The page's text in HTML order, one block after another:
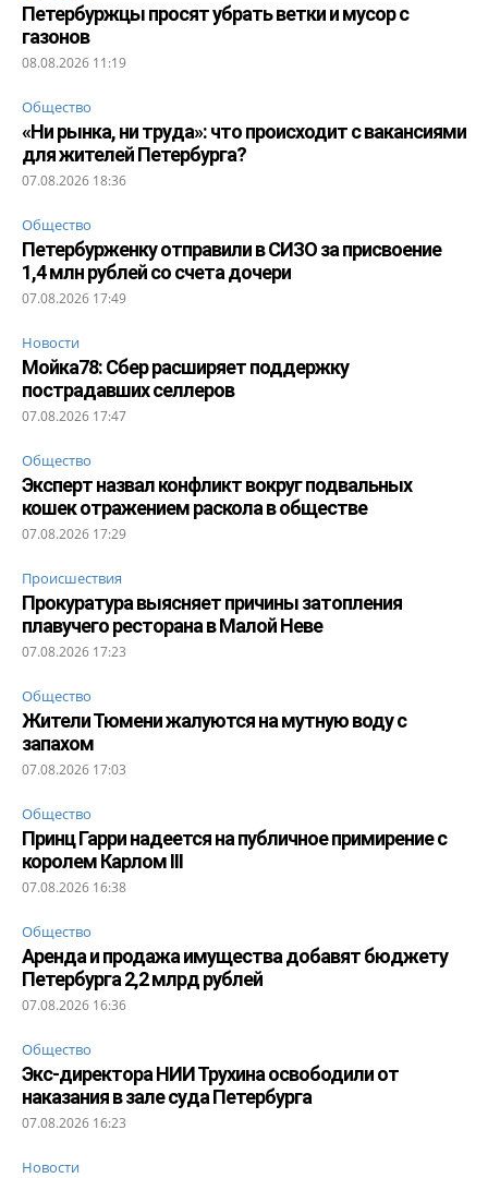
Петербуржцы просят убрать ветки и мусор с
газонов
08.08.2026 11:19
Общество
«Ни рынка, ни труда»: что происходит с вакансиями
для жителей Петербурга?
07.08.2026 18:36
Общество
Петербурженку отправили в СИЗО за присвоение
1,4 млн рублей со счета дочери
07.08.2026 17:49
Новости
Мойка78: Сбер расширяет поддержку
пострадавших селлеров
07.08.2026 17:47
Общество
Эксперт назвал конфликт вокруг подвальных
кошек отражением раскола в обществе
07.08.2026 17:29
Происшествия
Прокуратура выясняет причины затопления
плавучего ресторана в Малой Неве
07.08.2026 17:23
Общество
Жители Тюмени жалуются на мутную воду с
запахом
07.08.2026 17:03
Общество
Принц Гарри надеется на публичное примирение с
королем Карлом III
07.08.2026 16:38
Общество
Аренда и продажа имущества добавят бюджету
Петербурга 2,2 млрд рублей
07.08.2026 16:36
Общество
Экс-директора НИИ Трухина освободили от
наказания в зале суда Петербурга
07.08.2026 16:23
Новости